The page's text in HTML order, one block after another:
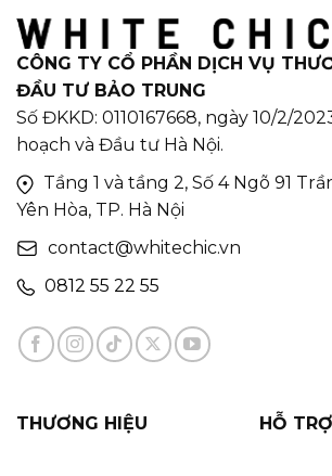
CÔNG TY CỔ PHẦN DỊCH VỤ
ĐẦU TƯ BẢO TRUNG
Số ĐKKD: 0110167668, ngày 10/2/
hoạch và Đầu tư Hà Nội.
Tầng 1 và tầng 2, Số 4 Ngõ 91
Yên Hòa, TP. Hà Nội
contact@whitechic.vn
0812 55 22 55
THƯƠNG HIỆU HỖ TRỢ